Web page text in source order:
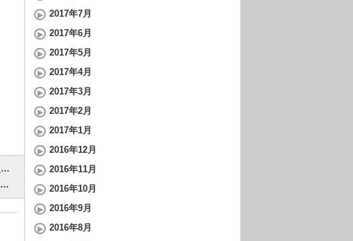
2017年7月
2017年6月
2017年5月
2017年4月
2017年3月
2017年2月
2017年1月
2016年12月
2016年11月
2016年10月
2016年9月
2016年8月